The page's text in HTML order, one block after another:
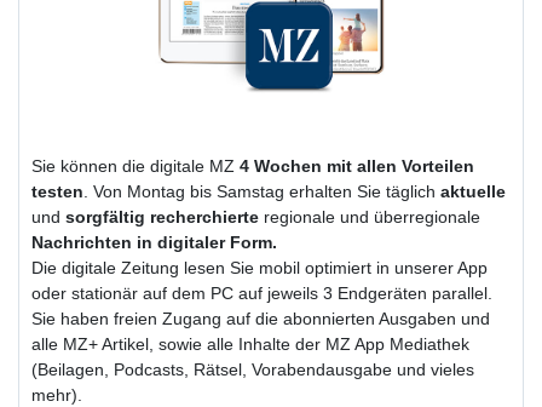
Sie können die digitale MZ 4 Wochen mit allen Vorteilen
testen. Von Montag bis Samstag erhalten Sie täglich aktuelle
und sorgfältig recherchierte regionale und überregionale
Nachrichten in digitaler Form.
Die digitale Zeitung lesen Sie mobil optimiert in unserer App
oder stationär auf dem PC auf jeweils 3 Endgeräten parallel.
Sie haben freien Zugang auf die abonnierten Ausgaben und
alle MZ+ Artikel, sowie alle Inhalte der MZ App Mediathek
(Beilagen, Podcasts, Rätsel, Vorabendausgabe und vieles
mehr).